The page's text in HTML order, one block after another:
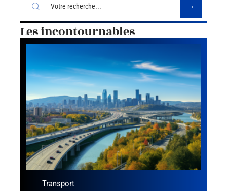
Les incontournables
Transport